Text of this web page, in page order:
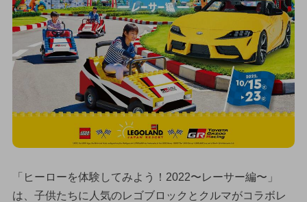
「ヒーローを体験してみよう！2022〜レーサー編〜」
は、子供たちに人気のレゴブロックとクルマがコラボレ